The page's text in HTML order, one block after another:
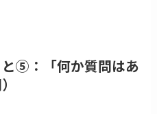
⑤：「何か質問はあ